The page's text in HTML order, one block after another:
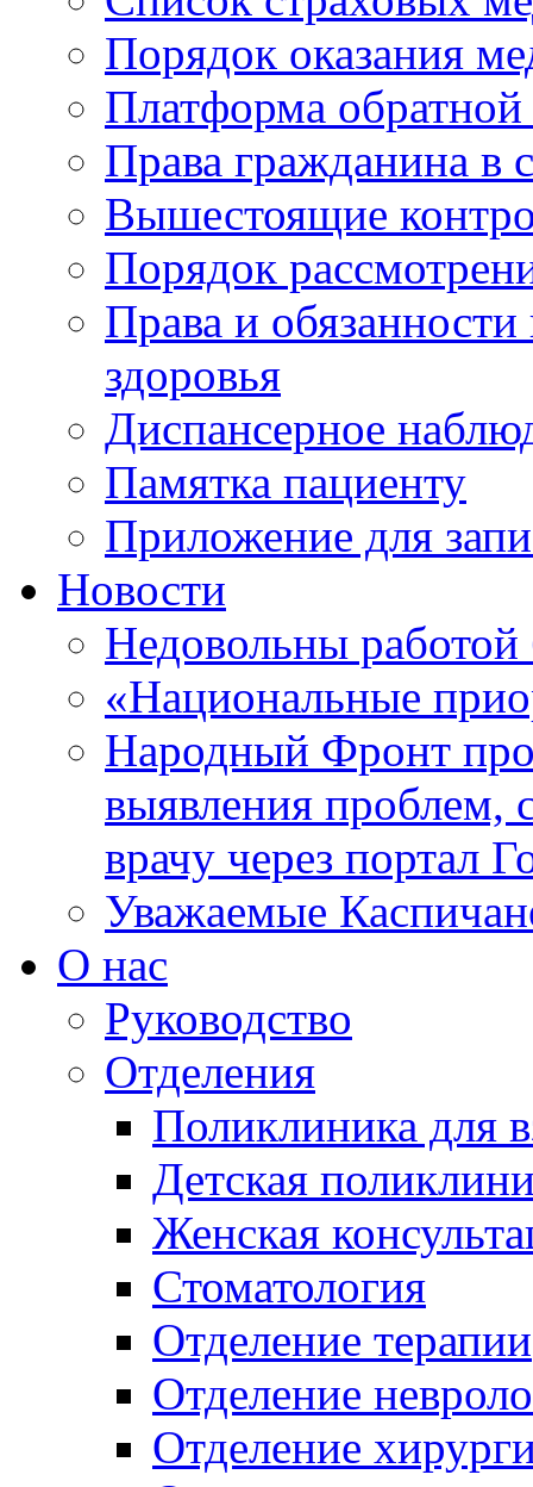
Порядок оказания
Платформа обратной
Права гражданина в
Вышестоящие
Порядок
Права и
здоровья
Диспансерное
Памятка пациенту
Приложение для
Новости
Недовольны
«Национальные
Народный Фронт
выявления проблем,
врачу через портал
Уважаемые
О нас
Руководство
Отделения
Поликлиника для
Детская
Женская
Стоматология
Отделение терапии
Отделение
Отделение